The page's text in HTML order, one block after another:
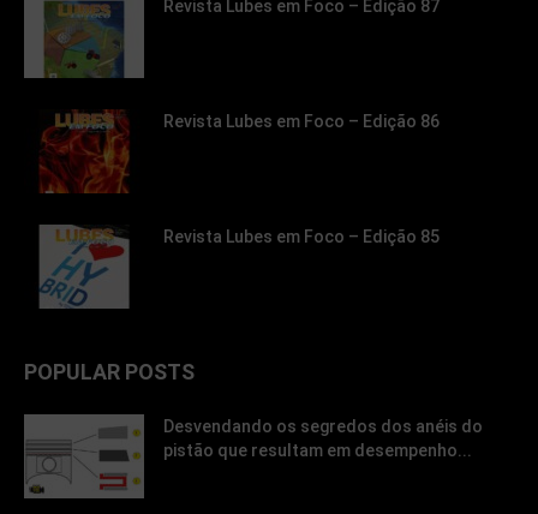
Revista Lubes em Foco – Edição 87
Revista Lubes em Foco – Edição 86
Revista Lubes em Foco – Edição 85
POPULAR POSTS
Desvendando os segredos dos anéis do
pistão que resultam em desempenho...